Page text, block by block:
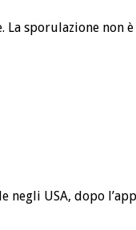
sporulazione non
USA, dopo